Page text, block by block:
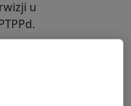
u
do prywatnego
przy ulicy Śląskiej